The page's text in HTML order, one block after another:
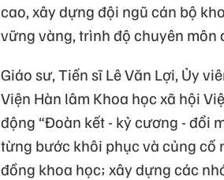
cao, xây dựng đội ngũ cán bộ
vững vàng, trình độ chuyên
Giáo sư, Tiến sĩ Lê Văn Lợi, Ủy
Viện Hàn lâm Khoa học xã hội
động “Đoàn kết - kỷ cương - đổi
từng bước khôi phục và củng cố
đồng khoa học; xây dựng các